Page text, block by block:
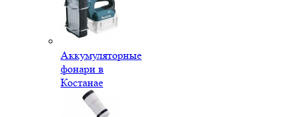
Аккумуляторные
фонари в
Костанае